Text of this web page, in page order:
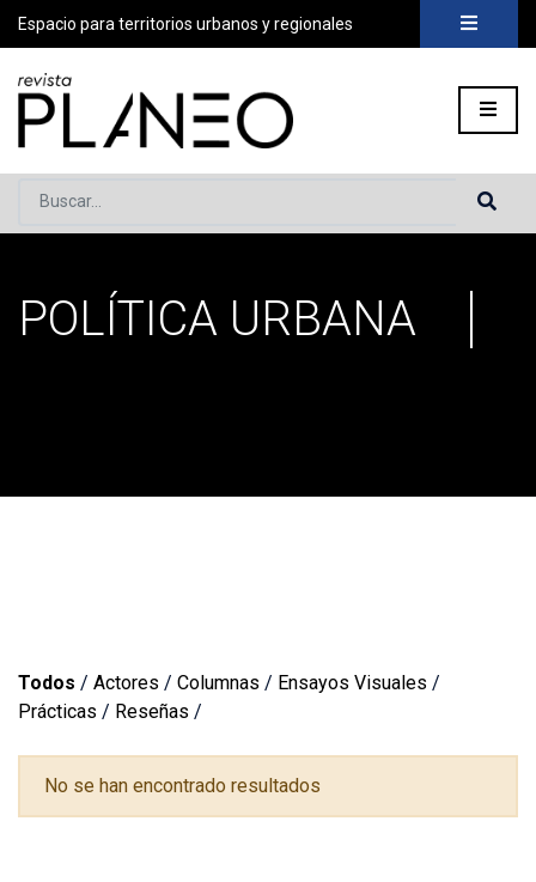
Espacio para territorios urbanos y regionales
Buscar...
Portada » Política urbana
POLÍTICA URBANA
Todos / Actores / Columnas / Ensayos Visuales /
Prácticas / Reseñas /
No se han encontrado resultados